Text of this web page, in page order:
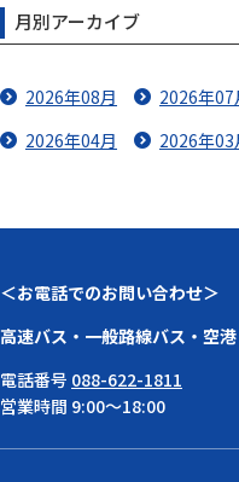
月別アーカイブ
2026年08月 2026年07
2026年04月
2026年03
＜お電話でのお問い合わせ＞
高速バス・一般路線バス・空
電話番号 088-622-1811
営業時間 9:00～18:00